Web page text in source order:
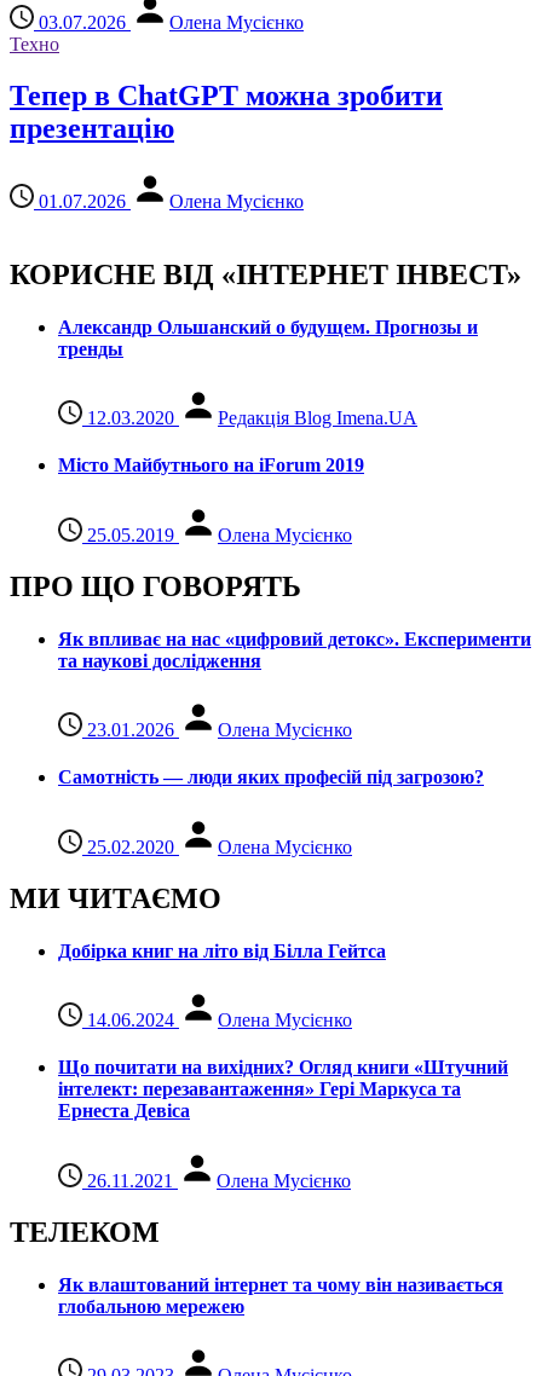
03.07.2026
Олена Мусієнко
Техно
Тепер в ChatGPT можна зробити
презентацію
01.07.2026 Олена Мусієнко
КОРИСНЕ ВІД «ІНТЕРНЕТ ІНВЕСТ»
Александр Ольшанский о будущем. Прогнозы и
тренды
12.03.2020 Редакція Blog Imena.UA
Місто Майбутнього на iForum 2019
25.05.2019 Олена Мусієнко
ПРО ЩО ГОВОРЯТЬ
Як впливає на нас «цифровий детокс». Експерименти
та наукові дослідження
23.01.2026 Олена Мусієнко
Самотність — люди яких професій під загрозою?
25.02.2020 Олена Мусієнко
МИ ЧИТАЄМО
Добірка книг на літо від Білла Гейтса
14.06.2024 Олена Мусієнко
Що почитати на вихідних? Огляд книги «Штучний
інтелект: перезавантаження» Гері Маркуса та
Ернеста Девіса
26.11.2021 Олена Мусієнко
ТЕЛЕКОМ
Як влаштований інтернет та чому він називається
глобальною мережею